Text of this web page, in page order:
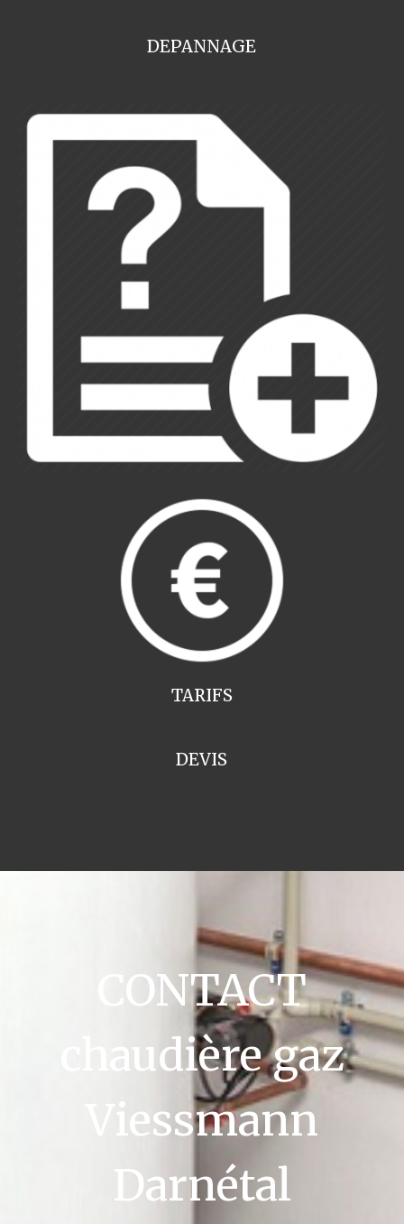
DEPANNAGE
TARIFS
DEVIS
CONTACT
chaudière gaz
Viessmann
Darnétal